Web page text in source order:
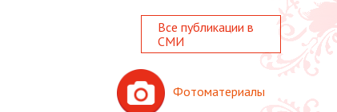
Все публикации в
СМИ
Фотоматериалы